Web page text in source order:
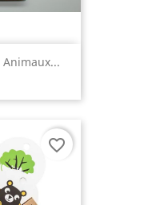
favorite_border